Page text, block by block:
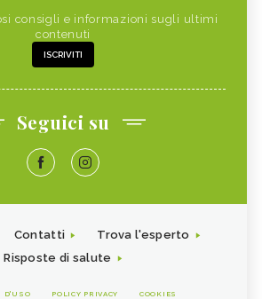
consigli e informazioni sugli ultimi
contenuti
ISCRIVITI
Seguici su
Contatti
Trova l'esperto
Risposte di salute
D'USO POLICY PRIVACY COOKIES